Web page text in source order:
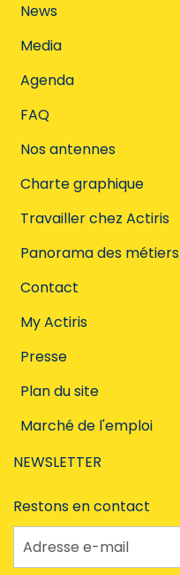
News
Media
Agenda
FAQ
Nos antennes
Charte graphique
Travailler chez Actiris
Panorama des métiers
Contact
My Actiris
Presse
Plan du site
Marché de l'emploi
NEWSLETTER
Restons en contact
Adresse e-mail